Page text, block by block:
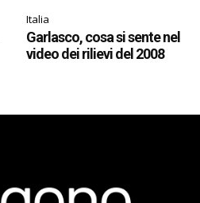
Italia
Garlasco, cosa si sente nel
video dei rilievi del 2008